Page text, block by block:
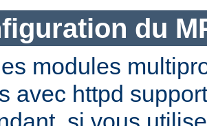
du
modules
avec httpd